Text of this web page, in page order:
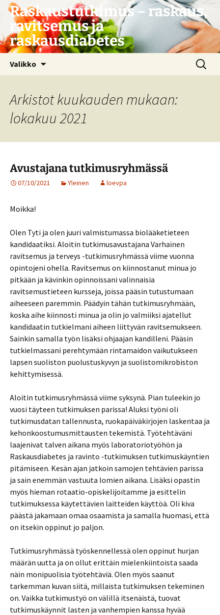
Siirry
sisältöön
Raskaustutkimus – raskaus,
ravitsemus ja
raskausdiabetes
Valikko Haku:
Arkistot kuukauden mukaan:
lokakuu 2021
Avustajana tutkimusryhmässä
07/10/2021 Yleinen loevpa
Moikka!
Olen Tyti ja olen juuri valmistumassa biolääketieteen
kandidaatiksi. Aloitin tutkimusavustajana Varhainen
ravitsemus ja terveys -tutkimusryhmässä viime vuonna
opintojeni ohella. Ravitsemus on kiinnostanut minua jo
pitkään ja kävinkin opinnoissani valinnaisia
ravitsemustieteen kursseja, joissa pääsin tutustumaan
aiheeseen paremmin. Päädyin tähän tutkimusryhmään,
koska aihe kiinnosti minua ja olin jo valmiiksi ajatellut
kandidaatin tutkielmani aiheen liittyvän ravitsemukseen.
Sainkin samalla työn lisäksi ohjaajan kandilleni. Pääsin
tutkielmassani perehtymään rintamaidon vaikutukseen
lapsen suoliston puolustuskyvyn ja suolistomikrobiston
kehittymisessä.
Aloitin tutkimusryhmässä viime syksynä. Pian tuleekin jo
vuosi täyteen tutkimuksen parissa! Aluksi työni oli
tutkimusdatan tallennusta, ruokapäiväkirjojen laskentaa ja
kehonkoostumusmittausten tekemistä. Työtehtäväni
laajenivat talven aikana myös laboratoriotyöhön ja
Raskausdiabetes ja ravinto -tutkimuksen tutkimuskäyntien
pitämiseen. Kesän ajan jatkoin samojen tehtävien parissa
ja sain enemmän vastuuta lomien aikana. Lisäksi opastin
myös hieman rotaatio-opiskelijoitamme ja esittelin
tutkimuksessa käytettävien laitteiden käyttöä. Oli kiva
päästä jakamaan omaa osaamista ja samalla huomasi, että
on itsekin oppinut jo paljon.
Tutkimusryhmässä työskennellessä olen oppinut hurjan
määrän uutta ja on ollut erittäin mielenkiintoista saada
näin monipuolisia työtehtäviä. Olen myös saanut
tarkemman kuvan siitä, millaista tutkimuksen tekeminen
on. Vaikka tutkimustyö on välillä itsenäistä, tuovat
tutkimuskäynnit lasten ja vanhempien kanssa hyvää